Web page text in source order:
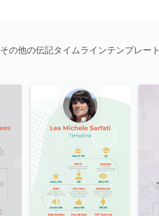
その他の伝記タイムラインテンプレート